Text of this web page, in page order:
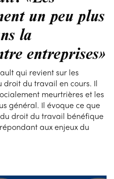
un peu plus
la
entreprises»
qui revient sur les
droit du travail en cours. Il
meurtrières et les
général. Il évoque ce que
droit du travail bénéfique
aux enjeux du